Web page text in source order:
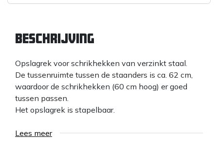
Beschrijving
Opslagrek voor schrikhekken van verzinkt staal.
De tussenruimte tussen de staanders is ca. 62 cm,
waardoor de schrikhekken (60 cm hoog) er goed
tussen passen.
Het opslagrek is stapelbaar.
Lees meer